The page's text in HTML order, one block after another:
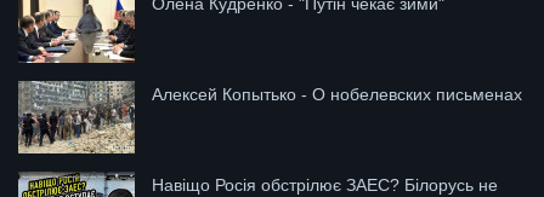
Олена Кудренко - "Путін чекає зими"
Алексей Копытько - О нобелевских письменах
Навіщо Росія обстрілює ЗАЕС? Білорусь не